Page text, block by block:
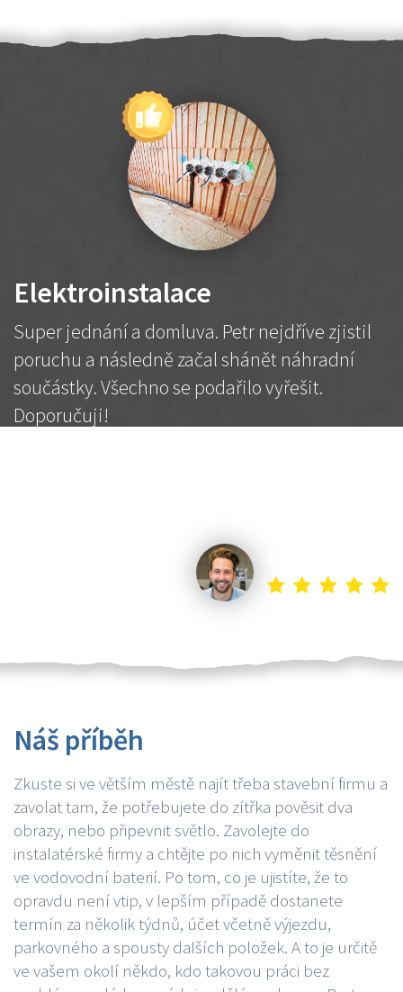
Elektroinstalace
Super jednání a domluva. Petr nejdříve zjistil
poruchu a následně začal shánět náhradní
součástky. Všechno se podařilo vyřešit.
Doporučuji!
Náš příběh
Zkuste si ve větším městě najít třeba stavební firmu a
zavolat tam, že potřebujete do zítřka pověsit dva
obrazy, nebo připevnit světlo. Zavolejte do
instalatérské firmy a chtějte po nich vyměnit těsnění
ve vodovodní baterií. Po tom, co je ujistíte, že to
opravdu není vtip, v lepším případě dostanete
termín za několik týdnů, účet včetně výjezdu,
parkovného a spousty dalších položek. A to je určitě
ve vašem okolí někdo, kdo takovou práci bez